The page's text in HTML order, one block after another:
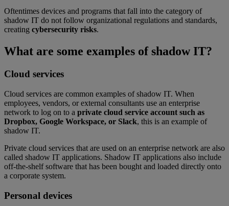
Oftentimes devices and programs that fall into the category of
shadow IT do not follow organizational regulations and standards,
creating cybersecurity risks.
What are some examples of shadow IT?
Cloud services
Cloud services are common examples of shadow IT. When
employees, vendors, or external consultants use an enterprise
network to log on to a private cloud service account such as
Dropbox, Google Workspace, or Slack, this is an example of
shadow IT.
Private cloud services that are used on an enterprise network are also
called shadow IT applications. Shadow IT applications also include
off-the-shelf software that has been bought and loaded directly onto
a corporate system.
Personal devices